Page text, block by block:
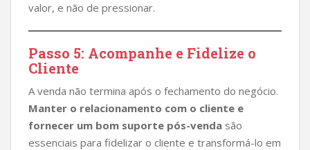
valor, e não de pressionar.
Passo 5: Acompanhe e Fidelize o
Cliente
A venda não termina após o fechamento do negócio.
Manter o relacionamento com o cliente e
fornecer um bom suporte pós-venda são
essenciais para fidelizar o cliente e transformá-lo em